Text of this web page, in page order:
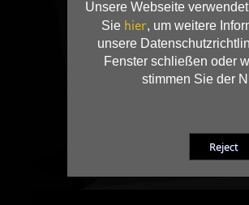
Unsere Webseite
Sie hier, um weitere
unsere
Fenster schließen oder
stimmen Sie der